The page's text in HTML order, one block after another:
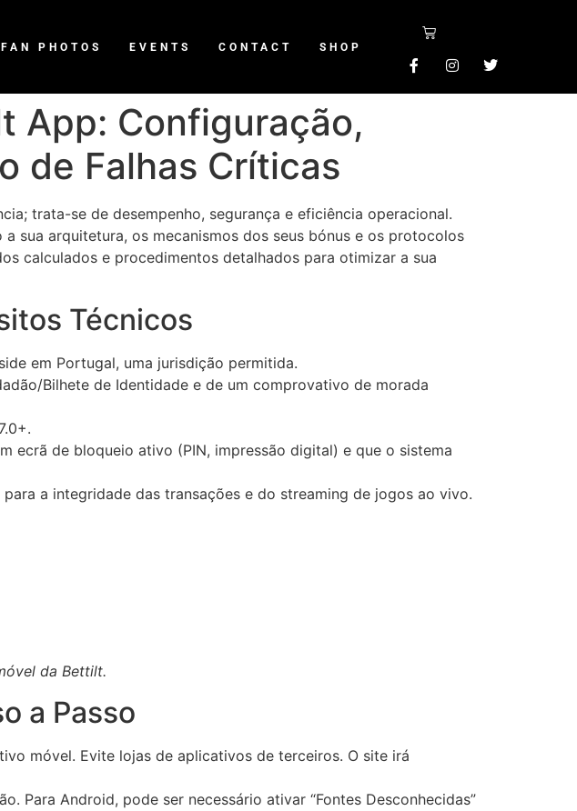
FAN PHOTOS EVENTS CONTACT SHOP
App: Configuração,
de Falhas Críticas
trata-se de desempenho, segurança e eficiência operacional.
a sua arquitetura, os mecanismos dos seus bónus e os protocolos
calculados e procedimentos detalhados para otimizar a sua
Técnicos
em Portugal, uma jurisdição permitida.
Bilhete de Identidade e de um comprovativo de morada
ecrã de bloqueio ativo (PIN, impressão digital) e que o sistema
a integridade das transações e do streaming de jogos ao vivo.
da Bettilt.
a Passo
móvel. Evite lojas de aplicativos de terceiros. O site irá
Para Android, pode ser necessário ativar “Fontes Desconhecidas”